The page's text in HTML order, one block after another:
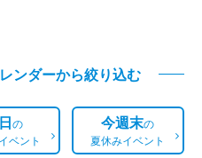
ンダーから絞り込む
の
ベント
今週末の
夏休みイベント